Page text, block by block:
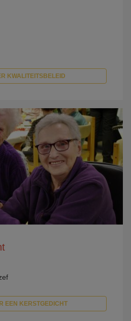
KWALITEITSBELEID
EEN KERSTGEDICHT